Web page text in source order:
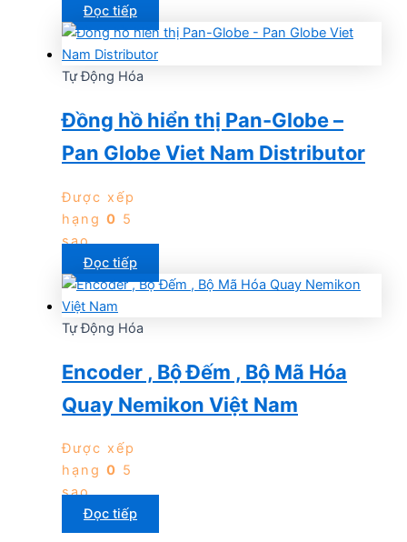
Đọc tiếp
Tự Động Hóa
Đồng hồ hiển thị Pan-Globe –
Pan Globe Viet Nam Distributor
Được xếp
hạng 0 5
sao
Đọc tiếp
Tự Động Hóa
Encoder , Bộ Đếm , Bộ Mã Hóa
Quay Nemikon Việt Nam
Được xếp
hạng 0 5
sao
Đọc tiếp